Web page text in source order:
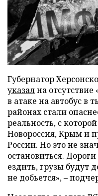
Губернатор
указална отсутствие
в атаке на автобус в
районах стали
реальность, с
Новороссия, Крым и
России. Но это не
остановиться.
ездить, грузы будут
не добьется», –